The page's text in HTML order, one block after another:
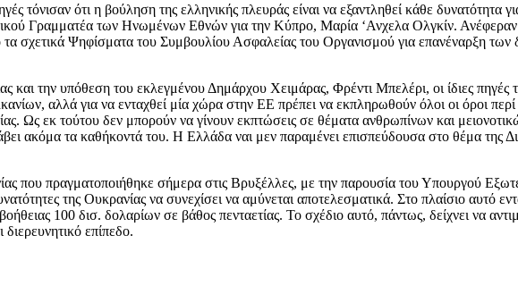
τόνισαν ότι η βούληση της ελληνικής πλευράς είναι να εξαντληθεί κάθε δυνατότητα
Γραμματέα των Ηνωμένων Εθνών για την Κύπρο, Μαρία ‘Ανχελα Ολγκίν.
τα σχετικά Ψηφίσματα του Συμβουλίου Ασφαλείας του Οργανισμού για επανέναρξη
και την υπόθεση του εκλεγμένου Δημάρχου Χειμάρας, Φρέντι Μπελέρι, οι ίδιες
αλλά για να ενταχθεί μία χώρα στην ΕΕ πρέπει να εκπληρωθούν όλοι οι όροι περί
Ως εκ τούτου δεν μπορούν να γίνουν εκπτώσεις σε θέματα ανθρωπίνων και
ακόμα τα καθήκοντά του. Η Ελλάδα ναι μεν παραμένει επισπεύδουσα στο θέμα της
που πραγματοποιήθηκε σήμερα στις Βρυξέλλες, με την παρουσία του Υπουργού
της Ουκρανίας να συνεχίσει να αμύνεται αποτελεσματικά. Στο πλαίσιο
100 δισ. δολαρίων σε βάθος πενταετίας. Το σχέδιο αυτό, πάντως, δείχνει να
επίπεδο.